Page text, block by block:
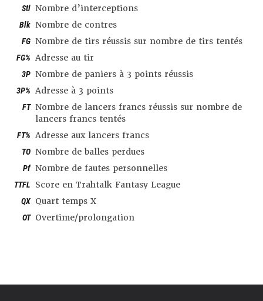
Stl Nombre d’interceptions
Blk Nombre de contres
FG Nombre de tirs réussis sur nombre de tirs tentés
FG% Adresse au tir
3P Nombre de paniers à 3 points réussis
3P% Adresse à 3 points
FT Nombre de lancers francs réussis sur nombre de
lancers francs tentés
FT% Adresse aux lancers francs
TO Nombre de balles perdues
Pf Nombre de fautes personnelles
TTFL Score en Trahtalk Fantasy League
QX Quart temps X
OT Overtime/prolongation